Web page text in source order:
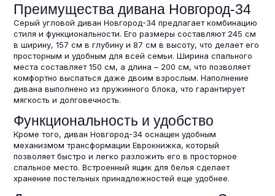
Преимущества дивана Новгород-34
Серый угловой диван Новгород-34 предлагает комбинацию
стиля и функциональности. Его размеры составляют 245 см
в ширину, 157 см в глубину и 87 см в высоту, что делает его
просторным и удобным для всей семьи. Ширина спального
места составляет 150 см, а длина – 200 см, что позволяет
комфортно выспаться даже двоим взрослым. Наполнение
дивана выполнено из пружинного блока, что гарантирует
мягкость и долговечность.
Функциональность и удобство
Кроме того, диван Новгород-34 оснащен удобным
механизмом трансформации Еврокнижка, который
позволяет быстро и легко разложить его в просторное
спальное место. Встроенный ящик для белья сделает
хранение постельных принадлежностей еще удобнее.